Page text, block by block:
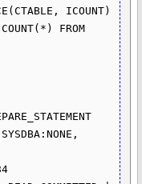
ICOUNT)
FROM